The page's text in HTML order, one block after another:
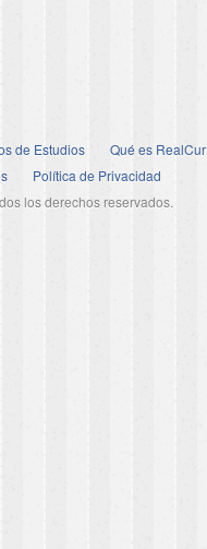
de Estudios Qué es RealCur
Política de Privacidad
los derechos reservados.